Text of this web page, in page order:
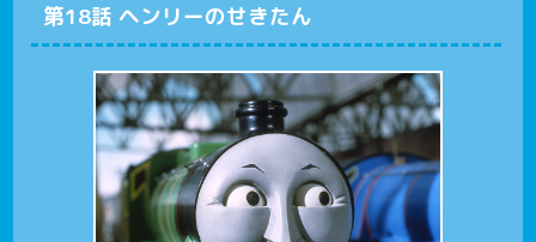
第18話 ヘンリーのせきたん